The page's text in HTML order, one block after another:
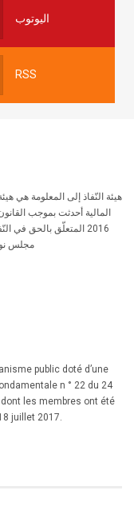
اليوتوب
RSS
هيئة النّفاذ إلى المعلومة هي
2016 المتعلّق بالحق
مجلس نواب
public doté d’une
n ° 22 du 24
les membres ont été
juillet 2017.